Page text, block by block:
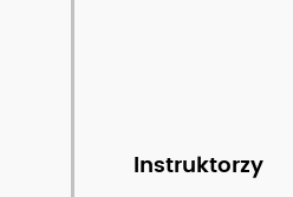
Instruktorzy